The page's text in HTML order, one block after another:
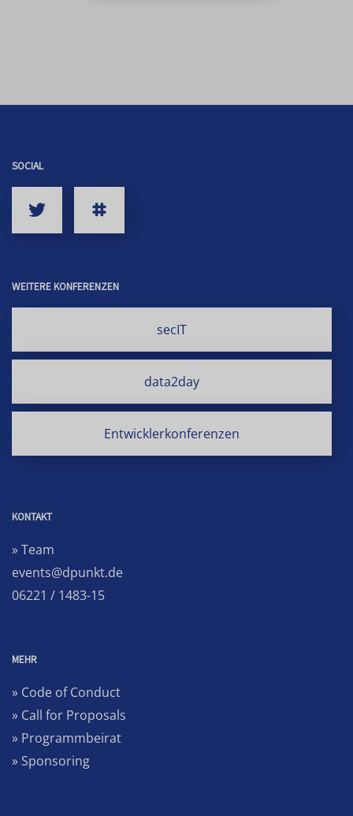
SOCIAL
WEITERE KONFERENZEN
secIT
data2day
Entwicklerkonferenzen
KONTAKT
» Team
events@dpunkt.de
06221 / 1483-15
MEHR
» Code of Conduct
» Call for Proposals
» Programmbeirat
» Sponsoring